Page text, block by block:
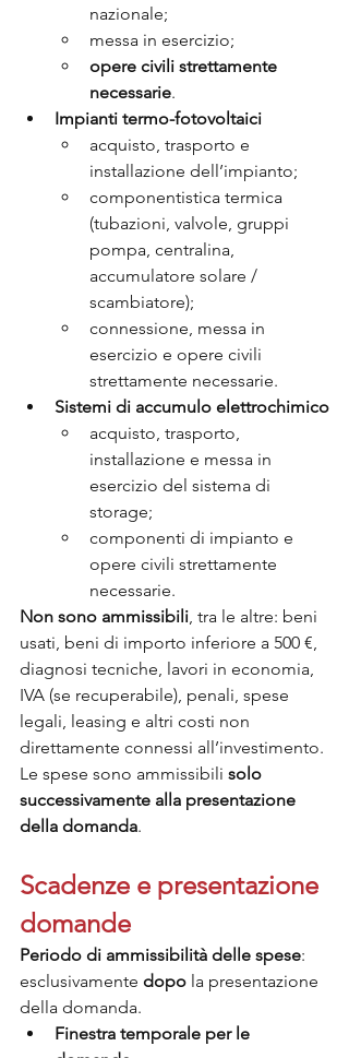
nazionale;
messa in esercizio;
opere civili strettamente
necessarie.
Impianti termo-fotovoltaici
acquisto, trasporto e
installazione dell’impianto;
componentistica termica
(tubazioni, valvole, gruppi
pompa, centralina,
accumulatore solare /
scambiatore);
connessione, messa in
esercizio e opere civili
strettamente necessarie.
Sistemi di accumulo elettrochimico
acquisto, trasporto,
installazione e messa in
esercizio del sistema di
storage;
componenti di impianto e
opere civili strettamente
necessarie.
Non sono ammissibili , tra le altre: beni
usati, beni di importo inferiore a 500 €,
diagnosi tecniche, lavori in economia,
IVA (se recuperabile), penali, spese
legali, leasing e altri costi non
direttamente connessi all’investimento.
Le spese sono ammissibili solo
successivamente alla presentazione
della domanda.
Scadenze e presentazione
domande
Periodo di ammissibilità delle spese:
esclusivamente dopo la presentazione
della domanda.
Finestra temporale per le